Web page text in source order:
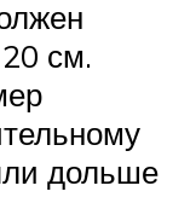
см.
дольше